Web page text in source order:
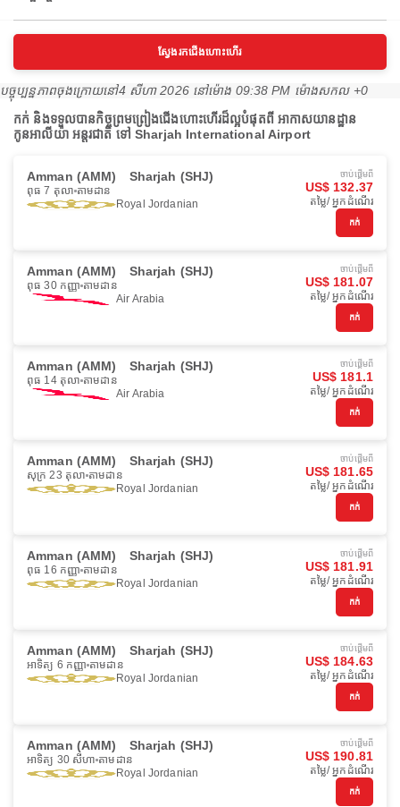
ស្វែងរកជើងហោះហើរ
បច្ចុប្បន្នភាពចុងក្រោយនៅ4 សីហា 2026 នៅ​ម៉ោង 09:38 PM ម៉ោង​សកល +0
កក់ និងទទួលបានកិច្ចព្រមព្រៀងជើងហោះហើរដ៏ល្អបំផុតពី អាកាសយានដ្ឋាន
កូនអាលីយ៉ា អន្តរជាតិ ទៅ Sharjah International Airport
Amman (AMM) Sharjah (SHJ)
ពុធ 7 តុលា តាមដាន
Royal Jordanian
ចាប់ផ្ដើមពី
US$ 132.37
តម្លៃ/ អ្នកដំណើរ
កក់
Amman (AMM) Sharjah (SHJ)
ពុធ 30 កញ្ញា តាមដាន
Air Arabia
ចាប់ផ្ដើមពី
US$ 181.07
តម្លៃ/ អ្នកដំណើរ
កក់
Amman (AMM) Sharjah (SHJ)
ពុធ 14 តុលា តាមដាន
Air Arabia
ចាប់ផ្ដើមពី
US$ 181.1
តម្លៃ/ អ្នកដំណើរ
កក់
Amman (AMM) Sharjah (SHJ)
សុក្រ 23 តុលា តាមដាន
Royal Jordanian
ចាប់ផ្ដើមពី
US$ 181.65
តម្លៃ/ អ្នកដំណើរ
កក់
Amman (AMM) Sharjah (SHJ)
ពុធ 16 កញ្ញា តាមដាន
Royal Jordanian
ចាប់ផ្ដើមពី
US$ 181.91
តម្លៃ/ អ្នកដំណើរ
កក់
Amman (AMM) Sharjah (SHJ)
អាទិត្យ 6 កញ្ញា តាមដាន
Royal Jordanian
ចាប់ផ្ដើមពី
US$ 184.63
តម្លៃ/ អ្នកដំណើរ
កក់
Amman (AMM) Sharjah (SHJ)
អាទិត្យ 30 សីហា តាមដាន
Royal Jordanian
ចាប់ផ្ដើមពី
US$ 190.81
តម្លៃ/ អ្នកដំណើរ
កក់